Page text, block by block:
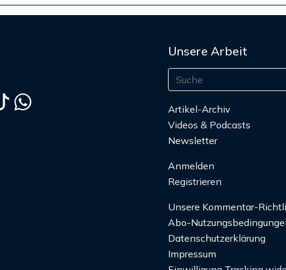
Unsere Arbeit
Artikel-Archiv
Videos & Podcasts
Newsletter
Anmelden
Registrieren
Unsere Kommentar-
Abo-
Datenschutzerklärung
Impressum